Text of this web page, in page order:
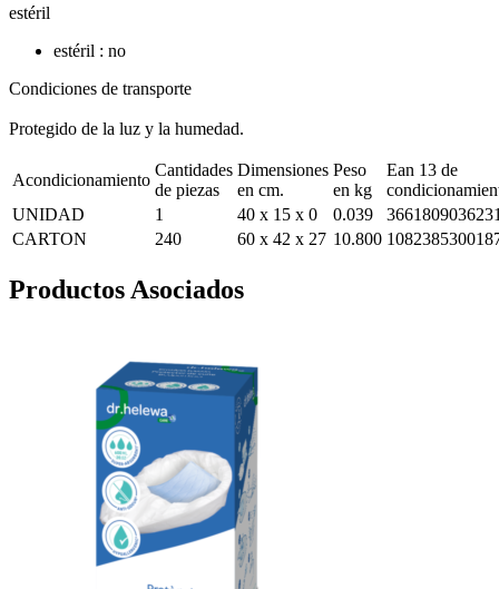
estéril
estéril : no
Condiciones de transporte
Protegido de la luz y la humedad.
Acondicionamiento
Cantidades
de piezas
Dimensiones
en cm.
Peso
en kg
Ean 13 de
UNIDAD
1 40 x 15 x 0 0.039
CARTON
240 60 x 42 x 27 10.800
Productos Asociados